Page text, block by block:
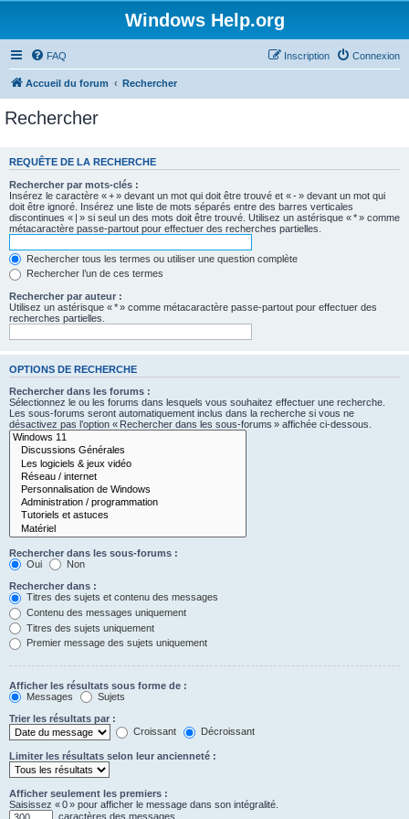
Windows Help.org
FAQ Connexion
Inscription
Accueil du forum Rechercher
Rechercher
REQUÊTE DE LA RECHERCHE
Rechercher par mots-clés :
Insérez le caractère « + » devant un mot qui doit être trouvé et « - » devant un mot qui
doit être ignoré. Insérez une liste de mots séparés entre des barres verticales
discontinues « | » si seul un des mots doit être trouvé. Utilisez un astérisque « * » comme
métacaractère passe-partout pour effectuer des recherches partielles.
Rechercher tous les termes ou utiliser une question complète
Rechercher l’un de ces termes
Rechercher par auteur :
Utilisez un astérisque « * » comme métacaractère passe-partout pour effectuer des
recherches partielles.
OPTIONS DE RECHERCHE
Rechercher dans les forums :
Sélectionnez le ou les forums dans lesquels vous souhaitez effectuer une recherche.
Les sous-forums seront automatiquement inclus dans la recherche si vous ne
désactivez pas l’option « Rechercher dans les sous-forums » affichée ci-dessous.
Rechercher dans les sous-forums :
Oui
Non
Rechercher dans :
Titres des sujets et contenu des messages
Contenu des messages uniquement
Titres des sujets uniquement
Premier message des sujets uniquement
Afficher les résultats sous forme de :
Messages
Sujets
Trier les résultats par :
Croissant
Décroissant
Limiter les résultats selon leur ancienneté :
Afficher seulement les premiers :
Saisissez « 0 » pour afficher le message dans son intégralité.
caractères des messages